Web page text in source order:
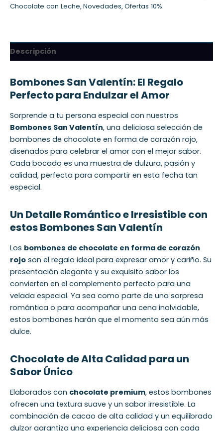
Chocolate con Leche,Novedades,Ofertas 10%
Descripción
Bombones San Valentín: El Regalo
Perfecto para Endulzar el Amor
Sorprende a tu persona especial con nuestros
Bombones San Valentín, una deliciosa selección de
bombones de chocolate en forma de corazón rojo,
diseñados para celebrar el amor con el mejor sabor.
Cada bocado es una muestra de dulzura, pasión y
calidad, perfecta para compartir en esta fecha tan
especial.
Un Detalle Romántico e Irresistible con
estos Bombones San Valentín
Los bombones de chocolate en forma de corazón
rojo son el regalo ideal para expresar amor y cariño. Su
presentación elegante y su exquisito sabor los
convierten en el complemento perfecto para una
velada especial. Ya sea como parte de una sorpresa
romántica o para acompañar una cena inolvidable,
estos bombones harán que el momento sea aún más
dulce.
Chocolate de Alta Calidad para un
Sabor Único
Elaborados con chocolate premium, estos bombones
ofrecen una textura suave y un sabor irresistible. La
combinación de cacao de alta calidad y un equilibrado
dulzor garantiza una experiencia deliciosa con cada